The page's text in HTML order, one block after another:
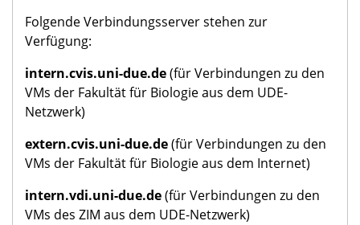
Folgende Verbindungsserver stehen zur
Verfügung:
intern.cvis.uni-due.de(für Verbindungen zu den
VMs der Fakultät für Biologie aus dem UDE-
Netzwerk)
extern.cvis.uni-due.de(für Verbindungen zu den
VMs der Fakultät für Biologie aus dem Internet)
intern.vdi.uni-due.de(für Verbindungen zu den
VMs des ZIM aus dem UDE-Netzwerk)